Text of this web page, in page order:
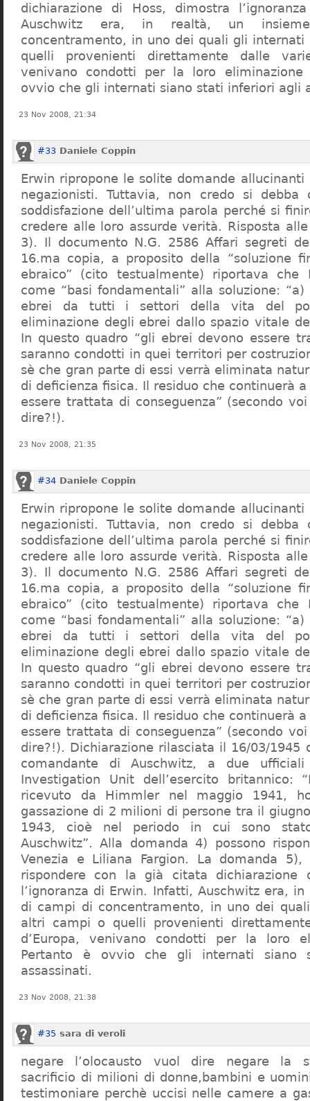
dichiarazione di Hoss, dimostra
Auschwitz era, in realtà, un
concentramento, in uno dei quali gli
quelli provenienti direttamente dalle
venivano condotti per la loro eliminazione
ovvio che gli internati siano stati inferiori agli
23 Nov 2008, 21:34
#33 Daniele Coppin
Erwin ripropone le solite domande
negazionisti. Tuttavia, non credo si debba
soddisfazione dell’ultima parola perché si
credere alle loro assurde verità. Risposta
3). Il documento N.G. 2586 Affari segreti
16.ma copia, a proposito della “soluzione
ebraico” (cito testualmente) riportava che
come “basi fondamentali” alla soluzione:
ebrei da tutti i settori della vita del
eliminazione degli ebrei dallo spazio vitale
In questo quadro “gli ebrei devono essere
saranno condotti in quei territori per
sè che gran parte di essi verrà eliminata
di deficienza fisica. Il residuo che continuerà
essere trattata di conseguenza” (secondo
dire?!).
23 Nov 2008, 21:35
#34 Daniele Coppin
Erwin ripropone le solite domande
negazionisti. Tuttavia, non credo si debba
soddisfazione dell’ultima parola perché si
credere alle loro assurde verità. Risposta
3). Il documento N.G. 2586 Affari segreti
16.ma copia, a proposito della “soluzione
ebraico” (cito testualmente) riportava che
come “basi fondamentali” alla soluzione:
ebrei da tutti i settori della vita del
eliminazione degli ebrei dallo spazio vitale
In questo quadro “gli ebrei devono essere
saranno condotti in quei territori per
sè che gran parte di essi verrà eliminata
di deficienza fisica. Il residuo che continuerà
essere trattata di conseguenza” (secondo
dire?!). Dichiarazione rilasciata il 16/03/1945
comandante di Auschwitz, a due
Investigation Unit dell’esercito britannico:
ricevuto da Himmler nel maggio 1941,
gassazione di 2 milioni di persone tra il
1943, cioè nel periodo in cui sono
Auschwitz”. Alla domanda 4) possono
Venezia e Liliana Fargion. La domanda
rispondere con la già citata dichiarazione
l’ignoranza di Erwin. Infatti, Auschwitz era,
di campi di concentramento, in uno dei
altri campi o quelli provenienti
d’Europa, venivano condotti per la loro
Pertanto è ovvio che gli internati siano
assassinati.
23 Nov 2008, 21:38
#35 sara di veroli
negare l’olocausto vuol dire negare la
sacrificio di milioni di donne,bambini e
testimoniare perchè uccisi nelle camere a